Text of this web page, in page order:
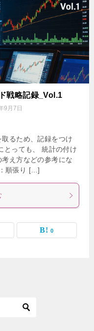
戦略記録_Vol.1
9月7日
るため、記録をつけ
とっても、 統計の付け
え方などの参考にな
順張り […]
0